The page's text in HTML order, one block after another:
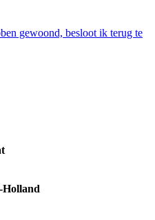
gewoond, besloot ik terug te